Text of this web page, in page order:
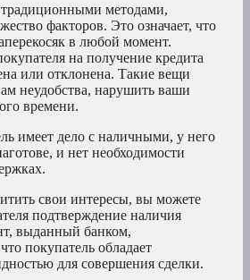
традиционными методами,
факторов. Это означает, что
в любой момент.
на получение кредита
или отклонена. Такие вещи
неудобства, нарушить ваши
времени.
имеет дело с наличными, у него
и нет необходимости
свои интересы, вы можете
подтверждение наличия
выданный банком,
покупатель обладает
для совершения сделки.